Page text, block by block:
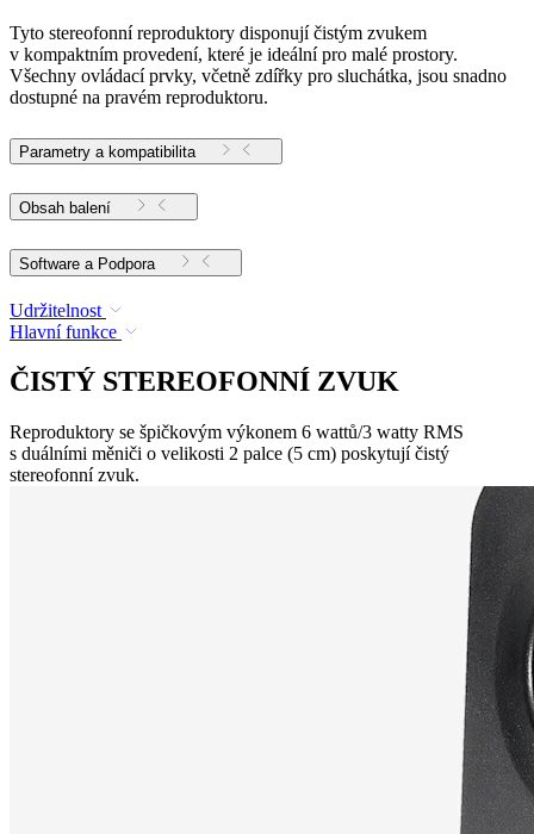
Tyto stereofonní reproduktory disponují čistým zvukem
v kompaktním provedení, které je ideální pro malé prostory.
Všechny ovládací prvky, včetně zdířky pro sluchátka, jsou snadno
dostupné na pravém reproduktoru.
Parametry a kompatibilita
Obsah balení
Software a Podpora
Udržitelnost
Hlavní funkce
ČISTÝ STEREOFONNÍ ZVUK
Reproduktory se špičkovým výkonem 6 wattů/3 watty RMS
s duálními měniči o velikosti 2 palce (5 cm) poskytují čistý
stereofonní zvuk.